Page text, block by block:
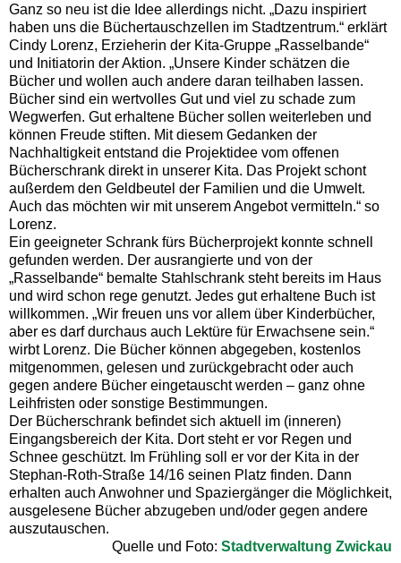
Ganz so neu ist die Idee allerdings nicht. „Dazu inspiriert
haben uns die Büchertauschzellen im Stadtzentrum.“ erklärt
Cindy Lorenz, Erzieherin der Kita-Gruppe „Rasselbande“
und Initiatorin der Aktion. „Unsere Kinder schätzen die
Bücher und wollen auch andere daran teilhaben lassen.
Bücher sind ein wertvolles Gut und viel zu schade zum
Wegwerfen. Gut erhaltene Bücher sollen weiterleben und
können Freude stiften. Mit diesem Gedanken der
Nachhaltigkeit entstand die Projektidee vom offenen
Bücherschrank direkt in unserer Kita. Das Projekt schont
außerdem den Geldbeutel der Familien und die Umwelt.
Auch das möchten wir mit unserem Angebot vermitteln.“ so
Lorenz.
Ein geeigneter Schrank fürs Bücherprojekt konnte schnell
gefunden werden. Der ausrangierte und von der
„Rasselbande“ bemalte Stahlschrank steht bereits im Haus
und wird schon rege genutzt. Jedes gut erhaltene Buch ist
willkommen. „Wir freuen uns vor allem über Kinderbücher,
aber es darf durchaus auch Lektüre für Erwachsene sein.“
wirbt Lorenz. Die Bücher können abgegeben, kostenlos
mitgenommen, gelesen und zurückgebracht oder auch
gegen andere Bücher eingetauscht werden – ganz ohne
Leihfristen oder sonstige Bestimmungen.
Der Bücherschrank befindet sich aktuell im (inneren)
Eingangsbereich der Kita. Dort steht er vor Regen und
Schnee geschützt. Im Frühling soll er vor der Kita in der
Stephan-Roth-Straße 14/16 seinen Platz finden. Dann
erhalten auch Anwohner und Spaziergänger die Möglichkeit,
ausgelesene Bücher abzugeben und/oder gegen andere
auszutauschen.
Quelle und Foto: Stadtverwaltung Zwickau